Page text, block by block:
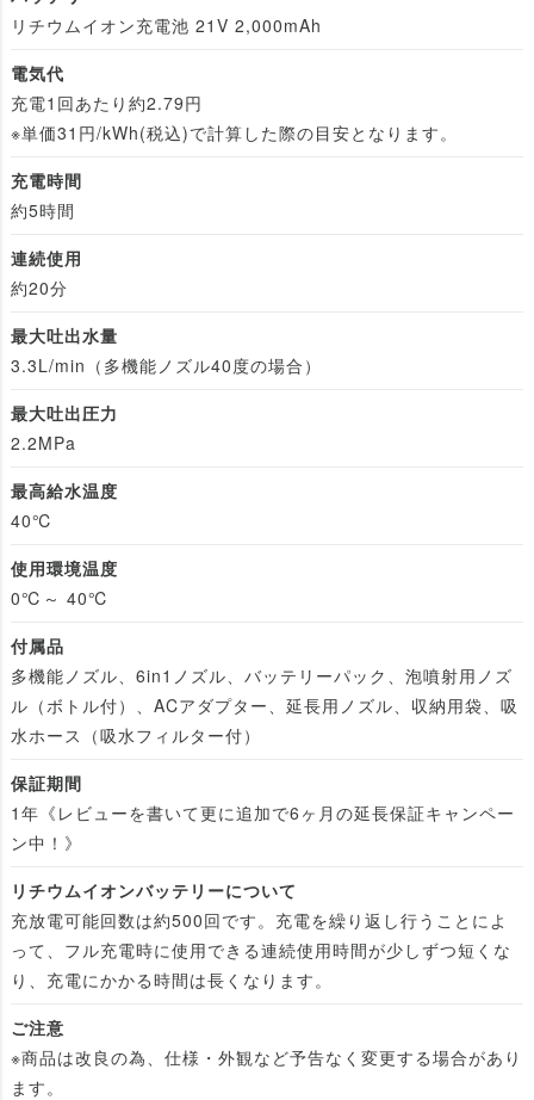
リチウムイオン充電池 21V 2,000mAh
電気代
充電1回あたり約2.79円
※単価31円/kWh(税込)で計算した際の目安となります。
充電時間
約5時間
連続使用
約20分
最大吐出水量
3.3L/min（多機能ノズル40度の場合）
最大吐出圧力
2.2MPa
最高給水温度
40℃
使用環境温度
0℃～ 40℃
付属品
多機能ノズル、6in1ノズル、バッテリーパック、泡噴射用ノズ
ル（ボトル付）、ACアダプター、延長用ノズル、収納用袋、吸
水ホース（吸水フィルター付）
保証期間
1年《レビューを書いて更に追加で6ヶ月の延長保証キャンペー
ン中！》
リチウムイオンバッテリーについて
充放電可能回数は約500回です。充電を繰り返し行うことによ
って、フル充電時に使用できる連続使用時間が少しずつ短くな
り、充電にかかる時間は長くなります。
ご注意
※商品は改良の為、仕様・外観など予告なく変更する場合があり
ます。